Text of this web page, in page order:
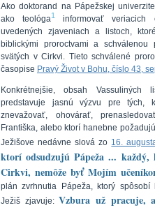
Ako doktorand na Pápežskej
ako teológa1
informovať veriacich
uvedených zjaveniach a listoch,
biblickými proroctvami a schválenou
svätých v Cirkvi. Tieto schválené
časopise Pravý Život v Bohu, číslo 43,
Konkrétnejšie, obsah Vassuliných
predstavuje jasnú výzvu pre tých,
znevažovať, ohovárať,
Františka, alebo ktorí hanebne
Ježišove nedávne slová zo 16.
ktorí odsudzujú Pápeža ...
Cirkvi, nemôže byť Mojím
plán zvrhnutia Pápeža, ktorý spôsobí
Ježiš zjavuje:Vzbura už pracuje,